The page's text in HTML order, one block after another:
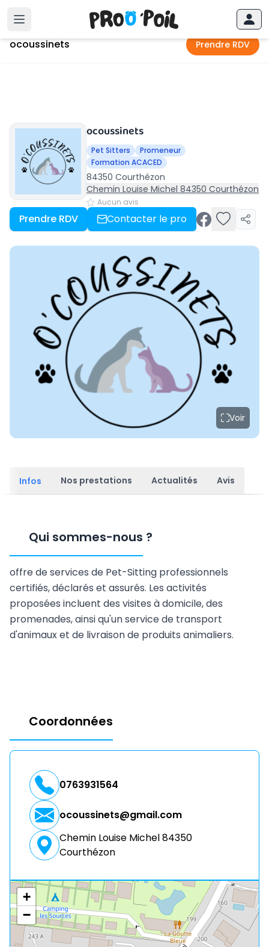
Accueil Courthézon›ocoussinets
ocoussinets Prendre RDV
ocoussinets
Pet Sitters
Promeneur
Formation ACACED
84350 Courthézon
Chemin Louise Michel 84350 Courthézon
Aucun avis
Prendre RDV Contacter le pro
Voir
Infos Nos prestations Actualités Avis
Qui sommes-nous ?
offre de services de Pet-Sitting professionnels
certifiés, déclarés et assurés. Les activités
proposées incluent des visites à domicile, des
promenades, ainsi qu'un service de transport
d'animaux et de livraison de produits animaliers.
Coordonnées
0763931564
ocoussinets@gmail.com
Chemin Louise Michel 84350
Courthézon
+
−